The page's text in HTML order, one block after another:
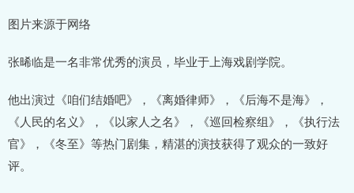
图片来源于网络
张晞临是一名非常优秀的演员，毕业于上海戏剧学院。
他出演过《咱们结婚吧》，《离婚律师》，《后海不是海》，
《人民的名义》，《以家人之名》，《巡回检察组》，《执行法
官》，《冬至》等热门剧集，精湛的演技获得了观众的一致好
评。